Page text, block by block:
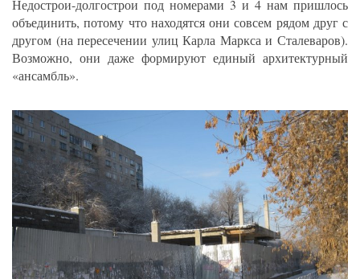
Недострои-долгострои под номерами 3 и 4 нам пришлось
объединить, потому что находятся они совсем рядом друг с
другом (на пересечении улиц Карла Маркса и Сталеваров).
Возможно, они даже формируют единый архитектурный
«ансамбль».